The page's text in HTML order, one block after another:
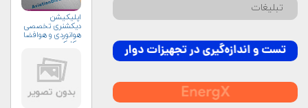
تبلیغات
اپلیکیشن
دیکشنری تخصصی
هوانوردی و هوافضا
چکاوک